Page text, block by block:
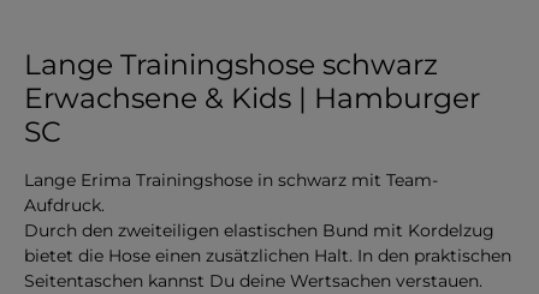
Lange Trainingshose schwarz
Erwachsene & Kids | Hamburger
SC
Lange Erima Trainingshose in schwarz mit Team-
Aufdruck.
Durch den zweiteiligen elastischen Bund mit Kordelzug
bietet die Hose einen zusätzlichen Halt. In den praktischen
Seitentaschen kannst Du deine Wertsachen verstauen.